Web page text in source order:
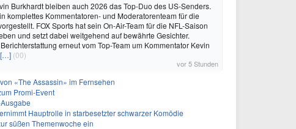
Burkhardt bleiben auch 2026 das Top-Duo des US-Senders.
komplettes Kommentatoren- und Moderatorenteam für die
FOX Sports hat sein On-Air-Team für die NFL-Saison
und setzt dabei weitgehend auf bewährte Gesichter.
erneut vom Top-Team um Kommentator Kevin
[…] (00)
vor 5 Stunden
«The Assassin» im Fernsehen
Promi-Event
Hauptrolle in starbesetzter schwarzer Komödie
süßen Themenwoche ein